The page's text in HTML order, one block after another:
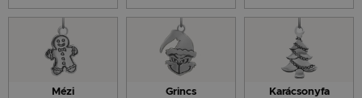
Mézi Grincs Karácsonyfa